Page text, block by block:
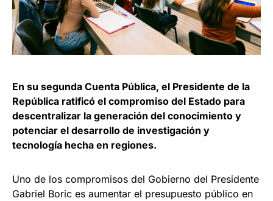
En su segunda Cuenta Pública, el Presidente de la
República ratificó el compromiso del Estado para
descentralizar la generación del conocimiento y
potenciar el desarrollo de investigación y
tecnología hecha en regiones.
Uno de los compromisos del Gobierno del Presidente
Gabriel Boric es aumentar el presupuesto público en